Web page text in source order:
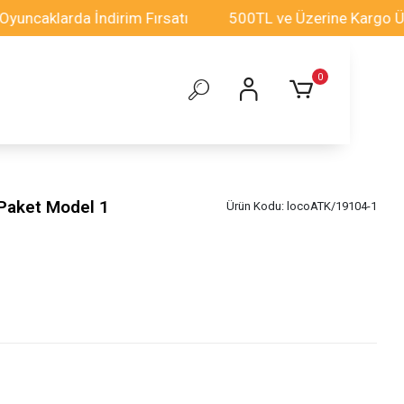
İndirim Fırsatı 500TL ve Üzerine Kargo
0
Model 1 Ürün Kodu: locoATK/19104-1